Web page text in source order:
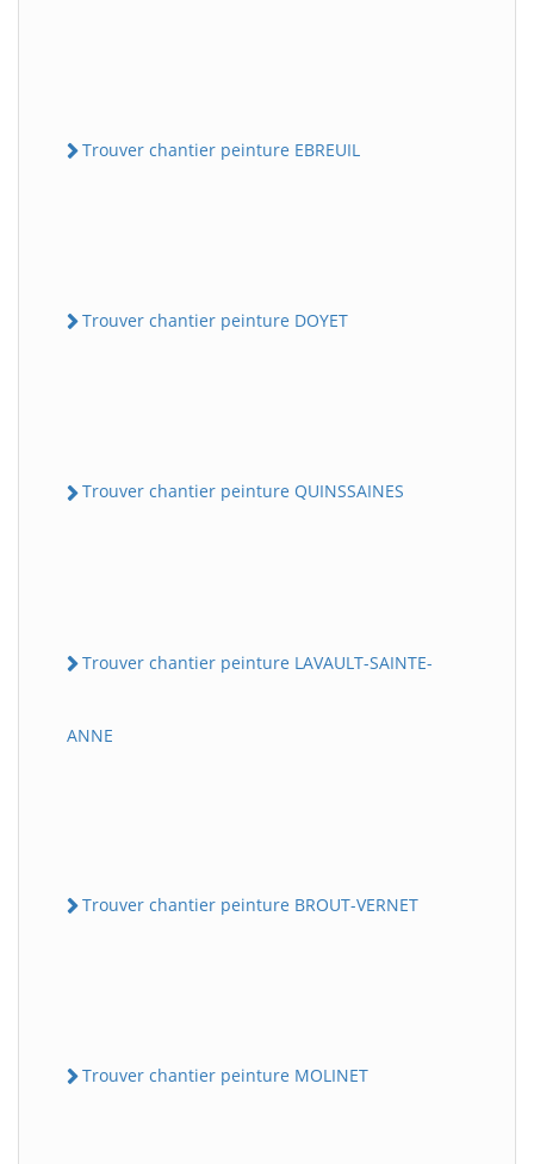
Trouver chantier peinture EBREUIL
Trouver chantier peinture DOYET
Trouver chantier peinture QUINSSAINES
Trouver chantier peinture LAVAULT-SAINTE-
ANNE
Trouver chantier peinture BROUT-VERNET
Trouver chantier peinture MOLINET